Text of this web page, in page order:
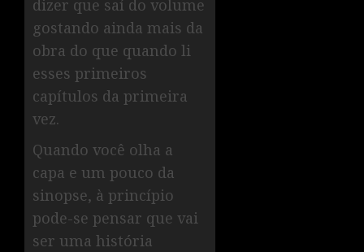
dizer que saí do volume
gostando ainda mais da
obra do que quando li
esses primeiros
capítulos da primeira
vez.
Quando você olha a
capa e um pouco da
sinopse, à princípio
pode-se pensar que vai
ser uma história